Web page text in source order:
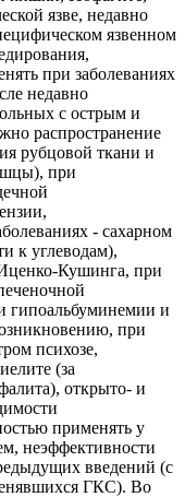
язве, недавно
язвенном
при заболеваниях
недавно
с острым и
распространение
рубцовой ткани и
при
- сахарном
к углеводам),
Иценко-Кушинга, при
гипоальбуминемии и
при
психозе,
(за
открыто- и
применять у
неэффективности
введений (с
ГКС). Во